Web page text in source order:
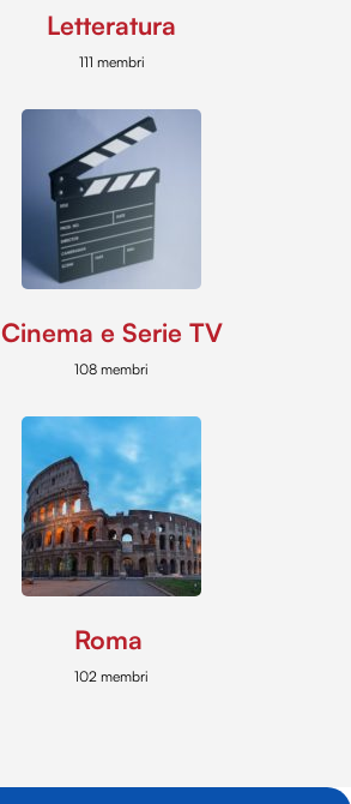
Letteratura
111 membri
Cinema e Serie TV
108 membri
Roma
102 membri